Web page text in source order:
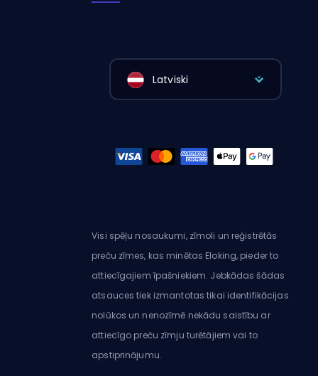
Latviski
Visi spēļu nosaukumi, zīmoli un reģistrētās
preču zīmes, kas minētas Eloking, pieder to
attiecīgajiem īpašniekiem. Jebkādas šādas
atsauces tiek izmantotas tikai identifikācijas
nolūkos un nenozīmē nekādu saistību ar
attiecīgo preču zīmju turētājiem vai to
apstiprinājumu.